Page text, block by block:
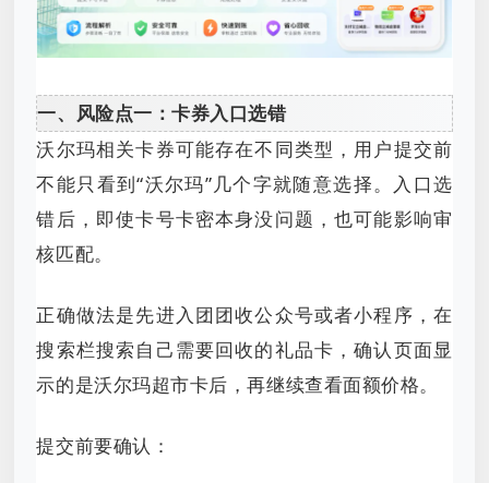
一、风险点一：卡券入口选错
沃尔玛相关卡券可能存在不同类型，用户提交前
不能只看到“沃尔玛”几个字就随意选择。入口选
错后，即使卡号卡密本身没问题，也可能影响审
核匹配。
正确做法是先进入团团收公众号或者小程序，在
搜索栏搜索自己需要回收的礼品卡，确认页面显
示的是沃尔玛超市卡后，再继续查看面额价格。
提交前要确认：